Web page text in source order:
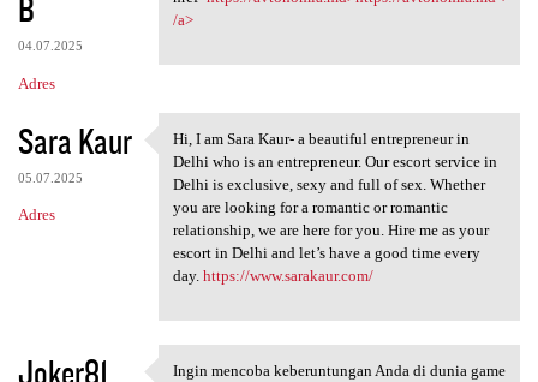
04.07.2025
Adres
/a>
Sara Kaur
05.07.2025
Adres
Hi, I am Sara Kaur- a
Hi, I am Sara Kaur- a beautiful entrepreneur in
Delhi who is an entrepreneur. Our escort service in
Delhi is exclusive, sexy and full of sex. Whether
you are looking for a romantic or romantic
relationship, we are here for you. Hire me as your
escort in Delhi and let’s have a good time every
day. https://www.sarakaur.com/
Joker81
Ingin mencoba keberuntungan Anda di dunia game